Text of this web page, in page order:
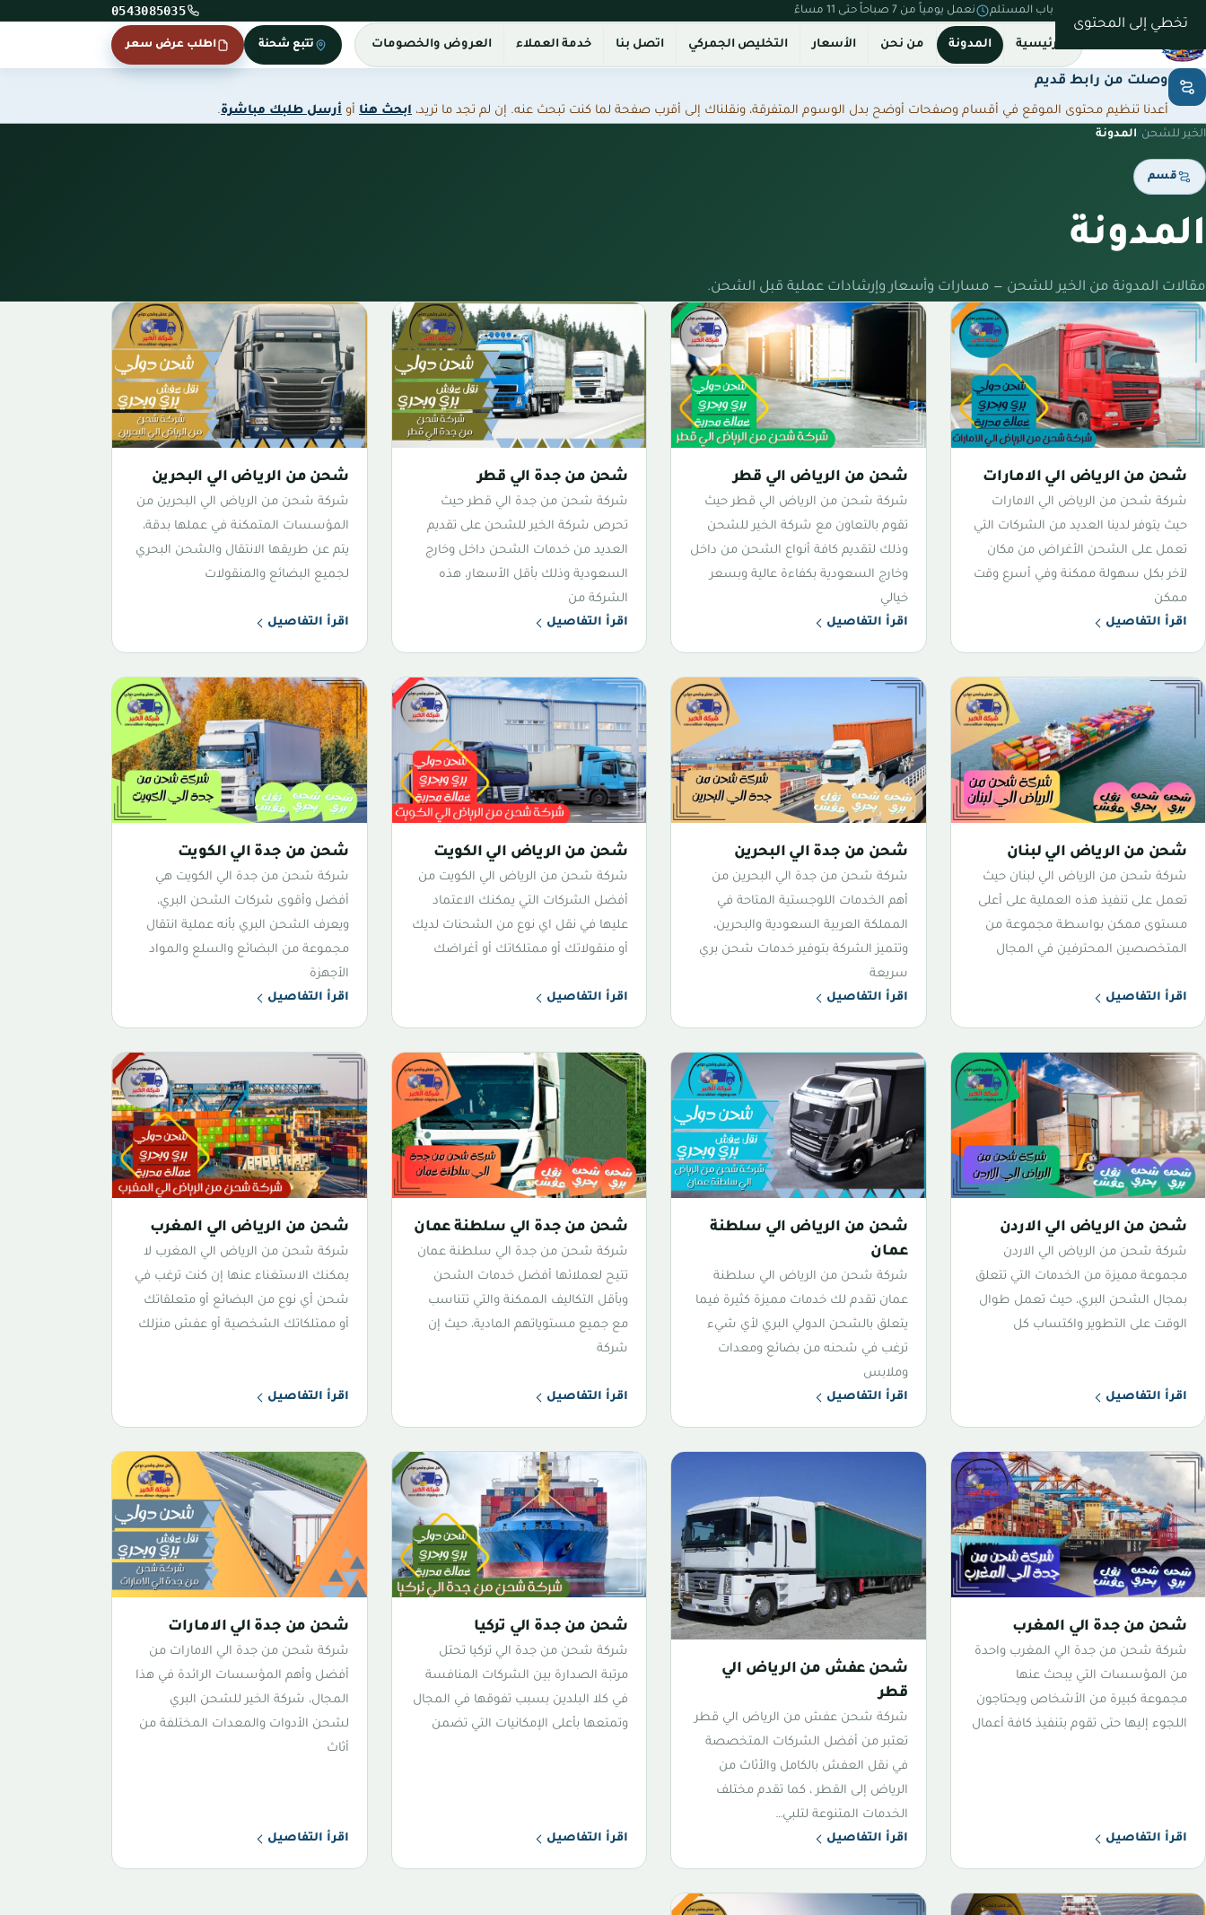
تخطي إلى المحتوى
نستلم من بيتك ونسلّم على باب المستلم نعمل يومياً من 7 صباحاً حتى 11 مساءً 0543085035
الرئيسية المدونة من نحن الأسعار التخليص الجمركي اتصل بنا خدمة العملاء العروض والخصومات تتبع شحنة اطلب عرض سعر
وصلت من رابط قديم
أعدنا تنظيم محتوى الموقع في أقسام وصفحات أوضح بدل الوسوم المتفرقة، ونقلناك إلى أقرب صفحة لما كنت تبحث عنه. إن لم تجد ما تريد، ابحث هنا أو أرسل طلبك مباشرة.
الخير للشحن/المدونة
قسم
المدونة
مقالات المدونة من الخير للشحن — مسارات وأسعار وإرشادات عملية قبل الشحن.
شحن من الرياض الي الامارات
شركة شحن من الرياض الي الامارات
حيث يتوفر لدينا العديد من الشركات التي
تعمل على الشحن الأغراض من مكان
لآخر بكل سهولة ممكنة وفي أسرع وقت
ممكن
اقرأ التفاصيل
شحن من الرياض الي قطر
شركة شحن من الرياض الي قطر حيث
تقوم بالتعاون مع شركة الخير للشحن
وذلك لتقديم كافة أنواع الشحن من داخل
وخارج السعودية بكفاءة عالية وبسعر
خيالي
اقرأ التفاصيل
شحن من جدة الي قطر
شركة شحن من جدة الي قطر حيث
تحرص شركة الخير للشحن على تقديم
العديد من خدمات الشحن داخل وخارج
السعودية وذلك بأقل الأسعار، هذه
الشركة من
اقرأ التفاصيل
شحن من الرياض الي البحرين
شركة شحن من الرياض الي البحرين من
المؤسسات المتمكنة في عملها بدقة،
يتم عن طريقها الانتقال والشحن البحري
لجميع البضائع والمنقولات
اقرأ التفاصيل
شحن من الرياض الي لبنان
شركة شحن من الرياض الي لبنان حيث
تعمل على تنفيذ هذه العملية على أعلى
مستوى ممكن بواسطة مجموعة من
المتخصصين المحترفين في المجال
اقرأ التفاصيل
شحن من جدة الي البحرين
شركة شحن من جدة الي البحرين من
أهم الخدمات اللوجستية المتاحة في
المملكة العربية السعودية والبحرين،
وتتميز الشركة بتوفير خدمات شحن بري
سريعة
اقرأ التفاصيل
شحن من الرياض الي الكويت
شركة شحن من الرياض الي الكويت من
أفضل الشركات التي يمكنك الاعتماد
عليها في نقل اي نوع من الشحنات لديك
أو منقولاتك أو ممتلكاتك أو أغراضك
اقرأ التفاصيل
شحن من جدة الي الكويت
شركة شحن من جدة الي الكويت هي
أفضل وأقوى شركات الشحن البري،
ويعرف الشحن البري بأنه عملية انتقال
مجموعة من البضائع والسلع والمواد
الأجهزة
اقرأ التفاصيل
شحن من الرياض الي الاردن
شركة شحن من الرياض الي الاردن
مجموعة مميزة من الخدمات التي تتعلق
بمجال الشحن البري، حيث تعمل طوال
الوقت على التطوير واكتساب كل
اقرأ التفاصيل
شحن من الرياض الي سلطنة
عمان
شركة شحن من الرياض الي سلطنة
عمان تقدم لك خدمات مميزة كثيرة فيما
يتعلق بالشحن الدولي البري لأي شيء
ترغب في شحنه من بضائع ومعدات
وملابس
اقرأ التفاصيل
شحن من جدة الي سلطنة عمان
شركة شحن من جدة الي سلطنة عمان
تتيح لعملائها أفضل خدمات الشحن
وبأقل التكاليف الممكنة والتي تتناسب
مع جميع مستوياتهم المادية، حيث إن
شركة
اقرأ التفاصيل
شحن من الرياض الي المغرب
شركة شحن من الرياض الي المغرب لا
يمكنك الاستغناء عنها إن كنت ترغب في
شحن أي نوع من البضائع أو متعلقاتك
أو ممتلكاتك الشخصية أو عفش منزلك
اقرأ التفاصيل
شحن من جدة الي المغرب
شركة شحن من جدة الي المغرب واحدة
من المؤسسات التي يبحث عنها
مجموعة كبيرة من الأشخاص ويحتاجون
اللجوء إليها حتى تقوم بتنفيذ كافة أعمال
اقرأ التفاصيل
شحن عفش من الرياض الي
قطر
شركة شحن عفش من الرياض الي قطر
تعتبر من أفضل الشركات المتخصصة
في نقل العفش بالكامل والأثاث من
الرياض إلى القطر ، كما تقدم مختلف
الخدمات المتنوعة لتلبي…
اقرأ التفاصيل
شحن من جدة الي تركيا
شركة شحن من جدة الي تركيا تحتل
مرتبة الصدارة بين الشركات المنافسة
في كلا البلدين بسبب تفوقها في المجال
وتمتعها بأعلى الإمكانيات التي تضمن
اقرأ التفاصيل
شحن من جدة الي الامارات
شركة شحن من جدة الي الامارات من
أفضل وأهم المؤسسات الرائدة في هذا
المجال، شركة الخير للشحن البري
لشحن الأدوات والمعدات المختلفة من
أثاث
اقرأ التفاصيل